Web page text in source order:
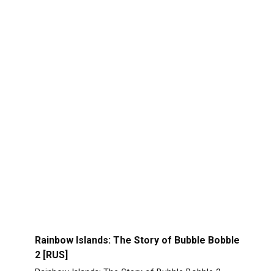
Rainbow Islands: The Story of Bubble Bobble
2 [RUS]